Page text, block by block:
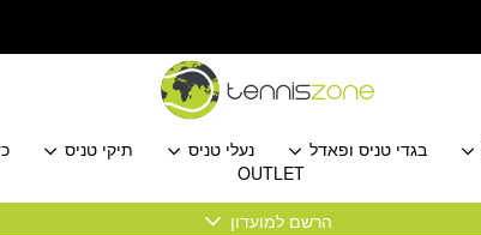
בגדי טניס ופאדל נעלי טניס תיקי טניס
OUTLET
הרשם למועדון